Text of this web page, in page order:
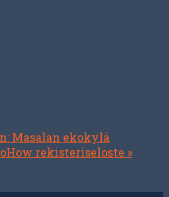
Masalan ekokylä
rekisteriseloste »